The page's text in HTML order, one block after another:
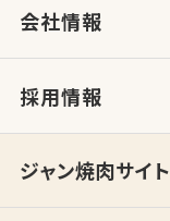
会社情報
採用情報
ジャン焼肉サイト